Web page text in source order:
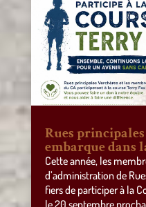
Rues
embarque dans
Cette année, les
d’administration de
fiers de participer à la